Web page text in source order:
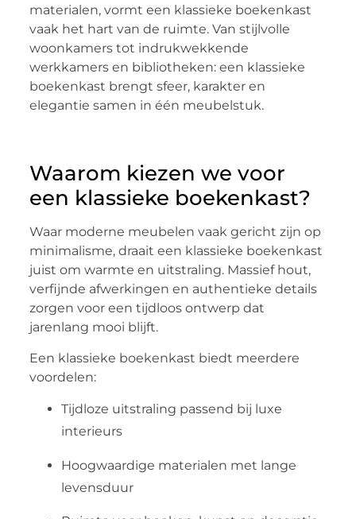
materialen, vormt een klassieke boekenkast
vaak het hart van de ruimte. Van stijlvolle
woonkamers tot indrukwekkende
werkkamers en bibliotheken: een klassieke
boekenkast brengt sfeer, karakter en
elegantie samen in één meubelstuk.
Waarom kiezen we voor
een klassieke boekenkast?
Waar moderne meubelen vaak gericht zijn op
minimalisme, draait een klassieke boekenkast
juist om warmte en uitstraling. Massief hout,
verfijnde afwerkingen en authentieke details
zorgen voor een tijdloos ontwerp dat
jarenlang mooi blijft.
Een klassieke boekenkast biedt meerdere
voordelen:
Tijdloze uitstraling passend bij luxe
interieurs
Hoogwaardige materialen met lange
levensduur